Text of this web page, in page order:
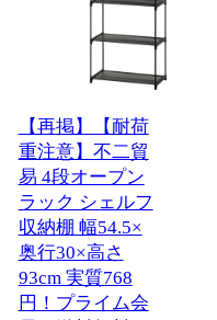
【再掲】【耐荷
重注意】不二貿
易 4段オープン
ラック シェルフ
収納棚 幅54.5×
奥行30×高さ
93cm 実質768
円！プライム会